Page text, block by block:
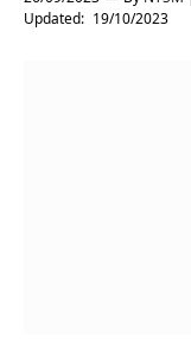
Updated: 19/10/2023